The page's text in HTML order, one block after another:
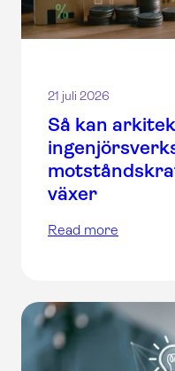
21 juli 2026
Så kan
växer
Read more